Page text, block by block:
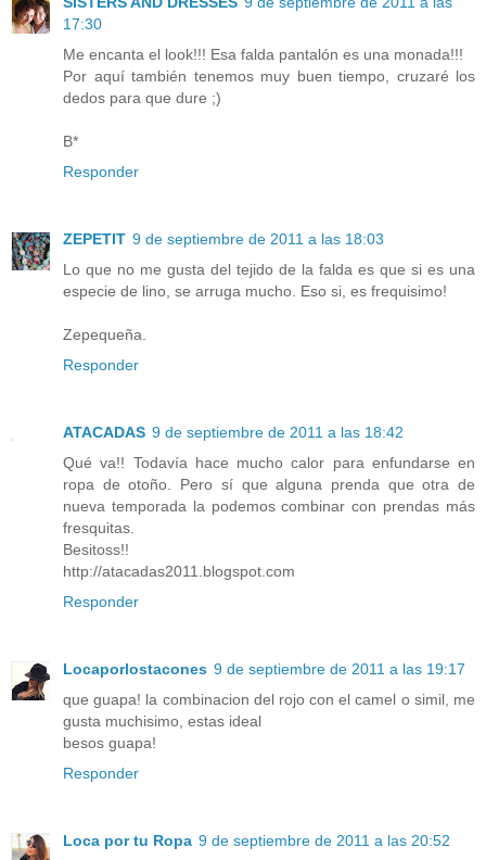
17:30
Me encanta el look!!! Esa falda pantalón es una monada!!!
Por aquí también tenemos muy buen tiempo, cruzaré los
dedos para que dure ;)
B*
Responder
ZEPETIT 9 de septiembre de 2011 a las 18:03
Lo que no me gusta del tejido de la falda es que si es una
especie de lino, se arruga mucho. Eso si, es frequisimo!
Zepequeña.
Responder
ATACADAS 9 de septiembre de 2011 a las 18:42
Qué va!! Todavía hace mucho calor para enfundarse en
ropa de otoño. Pero sí que alguna prenda que otra de
nueva temporada la podemos combinar con prendas más
fresquitas.
Besitoss!!
http://atacadas2011.blogspot.com
Responder
Locaporlostacones 9 de septiembre de 2011 a las 19:17
que guapa! la combinacion del rojo con el camel o simil, me
gusta muchisimo, estas ideal
besos guapa!
Responder
Loca por tu Ropa 9 de septiembre de 2011 a las 20:52